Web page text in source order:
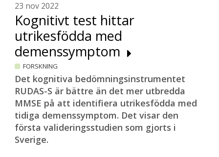
23 nov 2022
Kognitivt test hittar
utrikesfödda med
demenssymptom
FORSKNING
Det kognitiva bedömningsinstrumentet
RUDAS-S är bättre än det mer utbredda
MMSE på att identifiera utrikesfödda med
tidiga demenssymptom. Det visar den
första valideringsstudien som gjorts i
Sverige.